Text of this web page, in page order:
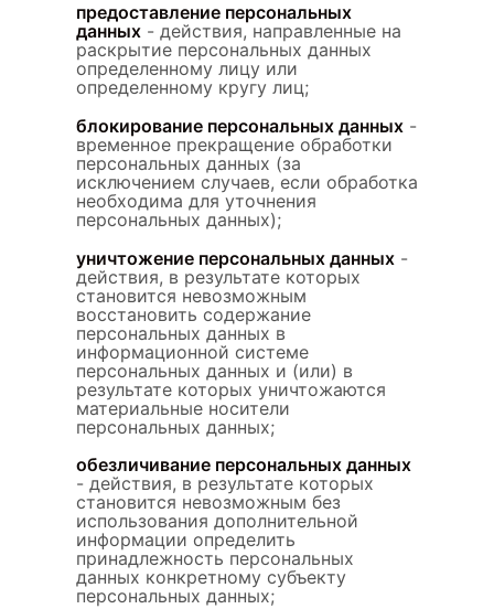
предоставление персональных
данных - действия, направленные на
раскрытие персональных данных
определенному лицу или
определенному кругу лиц;
блокирование персональных данных -
временное прекращение обработки
персональных данных (за
исключением случаев, если обработка
необходима для уточнения
персональных данных);
уничтожение персональных данных -
действия, в результате которых
становится невозможным
восстановить содержание
персональных данных в
информационной системе
персональных данных и (или) в
результате которых уничтожаются
материальные носители
персональных данных;
обезличивание персональных данных
- действия, в результате которых
становится невозможным без
использования дополнительной
информации определить
принадлежность персональных
данных конкретному субъекту
персональных данных;